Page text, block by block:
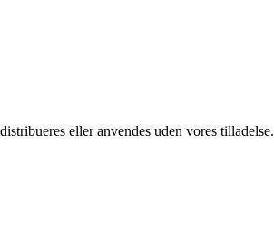
eller anvendes uden vores tilladelse.